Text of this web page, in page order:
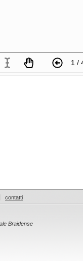
1 /
contatti
Braidense